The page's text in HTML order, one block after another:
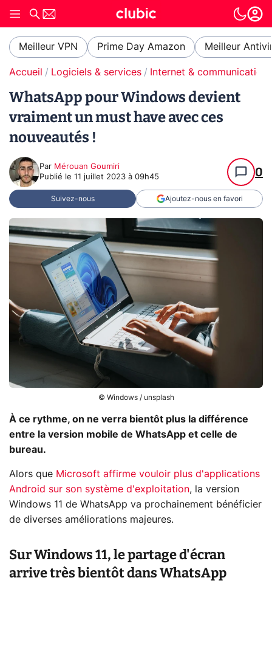
Meilleur VPN Prime Day Amazon Meilleur
Accueil Logiciels & services Internet & communication
WhatsApp pour Windows devient
vraiment un must have avec ces
nouveautés !
Par Mérouan Goumiri
Publié le 11 juillet 2023 à 09h45 0
Suivez-nous Ajoutez-nous en favori
© Windows / unsplash
À ce rythme, on ne verra bientôt plus la différence
entre la version mobile de WhatsApp et celle de
bureau.
Alors que Microsoft affirme vouloir plus d'applications
Android sur son système d'exploitation, la version
Windows 11 de WhatsApp va prochainement bénéficier
de diverses améliorations majeures.
Sur Windows 11, le partage d'écran
arrive très bientôt dans WhatsApp